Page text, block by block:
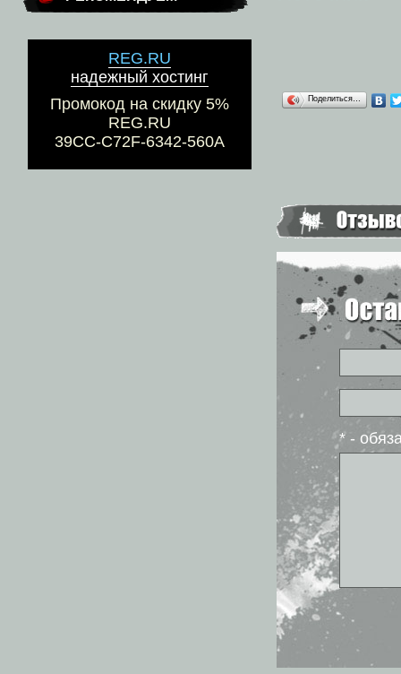
REG.RU
надежный хостинг
Промокод на скидку 5%
REG.RU
39CC-C72F-6342-560A
Поделиться…
* -